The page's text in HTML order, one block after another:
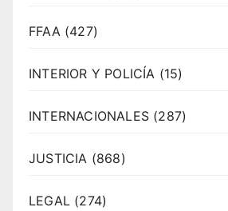
FFAA (427)
INTERIOR Y POLICÍA (15)
INTERNACIONALES (287)
JUSTICIA (868)
LEGAL (274)